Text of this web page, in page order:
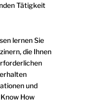
Tätigkeit
lernen Sie
die Ihnen
und
How